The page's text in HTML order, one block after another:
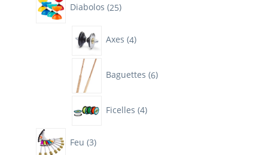
Diabolos 25
produits
Axes 4
produits
Baguettes 6produits
Ficelles 4
produits
Feu 3
produits